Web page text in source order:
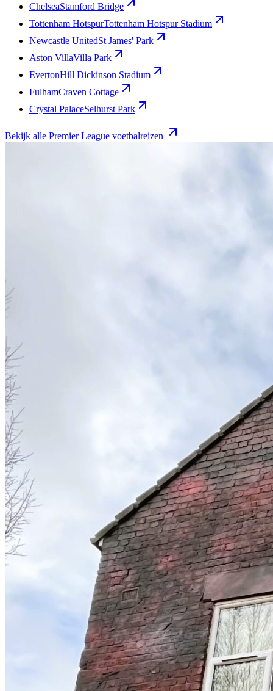
ChelseaStamford Bridge
Tottenham HotspurTottenham Hotspur Stadium
Newcastle UnitedSt James' Park
Aston VillaVilla Park
EvertonHill Dickinson Stadium
FulhamCraven Cottage
Crystal PalaceSelhurst Park
Bekijk alle Premier League voetbalreizen